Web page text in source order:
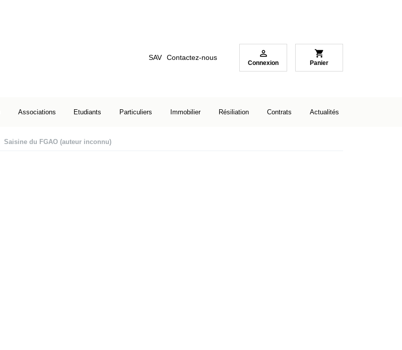
SAV Contactez-nous 
Connexion
shopping_cart
Panier
Associations Etudiants Particuliers Immobilier Résiliation Contrats Actualités
Saisine du FGAO (auteur inconnu)